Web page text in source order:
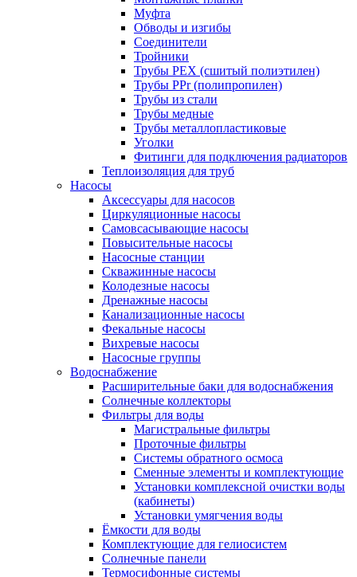
Муфта
Обводы и изгибы
Соединители
Тройники
Трубы PEX (сшитый полиэтилен)
Трубы PPr (полипропилен)
Трубы из стали
Трубы медные
Трубы металлопластиковые
Уголки
Фитинги для подключения радиаторов
Теплоизоляция для труб
Насосы
Аксессуары для насосов
Циркуляционные насосы
Самовсасывающие насосы
Повысительные насосы
Насосные станции
Скважинные насосы
Колодезные насосы
Дренажные насосы
Канализационные насосы
Фекальные насосы
Вихревые насосы
Насосные группы
Водоснабжение
Расширительные баки для водоснабжения
Солнечные коллекторы
Фильтры для воды
Магистральные фильтры
Проточные фильтры
Системы обратного осмоса
Сменные элементы и комплектующие
Установки комплексной очистки воды
(кабинеты)
Установки умягчения воды
Ёмкости для воды
Комплектующие для гелиосистем
Солнечные панели
Термосифонные системы